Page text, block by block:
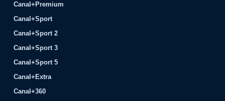
Canal+Premium
Canal+Sport
Canal+Sport 2
Canal+Sport 3
Canal+Sport 5
Canal+Extra
Canal+360